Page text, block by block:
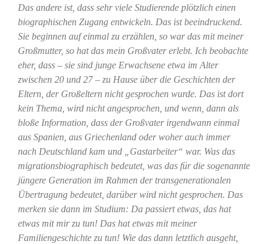
Das andere ist, dass sehr viele Studierende plötzlich einen
biographischen Zugang entwickeln. Das ist beeindruckend.
Sie beginnen auf einmal zu erzählen, so war das mit meiner
Großmutter, so hat das mein Großvater erlebt. Ich beobachte
eher, dass – sie sind junge Erwachsene etwa im Alter
zwischen 20 und 27 – zu Hause über die Geschichten der
Eltern, der Großeltern nicht gesprochen wurde. Das ist dort
kein Thema, wird nicht angesprochen, und wenn, dann als
bloße Information, dass der Großvater irgendwann einmal
aus Spanien, aus Griechenland oder woher auch immer
nach Deutschland kam und „Gastarbeiter“ war. Was das
migrationsbiographisch bedeutet, was das für die sogenannte
jüngere Generation im Rahmen der transgenerationalen
Übertragung bedeutet, darüber wird nicht gesprochen. Das
merken sie dann im Studium: Da passiert etwas, das hat
etwas mit mir zu tun! Das hat etwas mit meiner
Familiengeschichte zu tun! Wie das dann letztlich ausgeht,